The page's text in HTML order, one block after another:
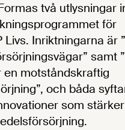
två utlysningar
för
Livs. Inriktningarna är
samt
en motståndskraftig
och båda
som stärker